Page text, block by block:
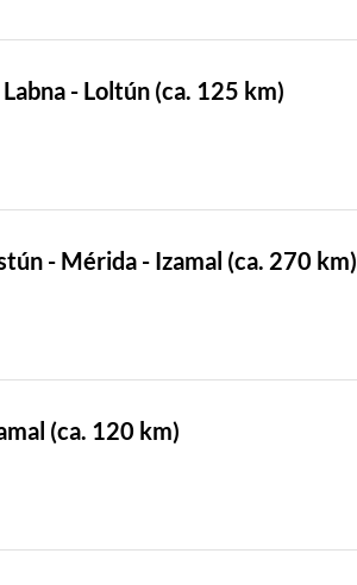
- Loltún (ca. 125 km)
- Mérida - Izamal (ca. 270 km)
(ca. 120 km)